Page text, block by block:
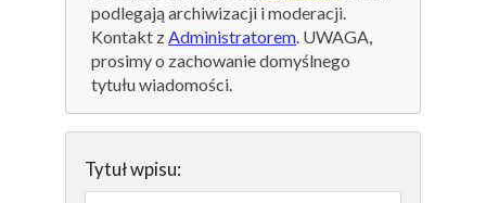
podlegają archiwizacji i moderacji.
Kontakt zAdministratorem. UWAGA,
prosimy o zachowanie domyślnego
tytułu wiadomości.
Tytuł wpisu: